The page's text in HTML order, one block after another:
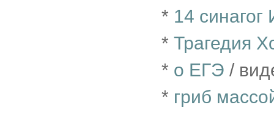
* 14
* Трагедия
* о ЕГЭ /
* гриб